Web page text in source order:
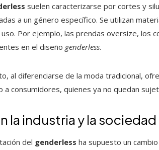
suelen caracterizarse por cortes y
a un género específico. Se utilizan
Por ejemplo, las prendas oversize, los
en el diseño genderless.
al diferenciarse de la moda tradicional,
a consumidores, quienes ya no quedan
la industria y la sociedad
del genderless ha supuesto un